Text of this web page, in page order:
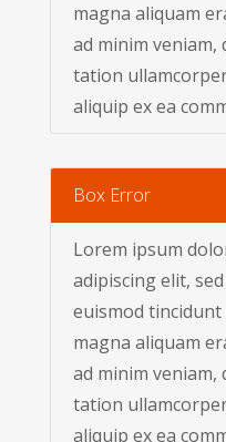
magna aliquam
ad minim veniam,
tation
aliquip ex ea
Box Error
Lorem ipsum
adipiscing elit,
euismod
magna aliquam
ad minim veniam,
tation
aliquip ex ea